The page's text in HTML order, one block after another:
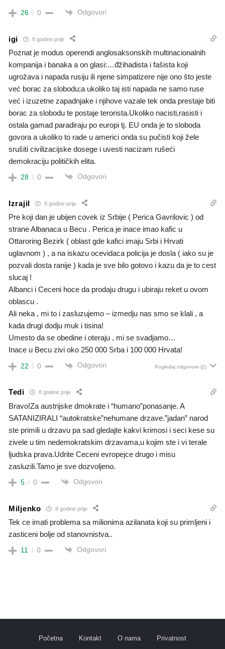
26 0 Odgovori
igi 8 godine prije
Poznat je modus operendi anglosaksonskih multinacionalnih
kompanija i banaka a on glasi:…đžihadista i fašista koji
ugrožava i napada rusiju ili njene simpatizere nije ono što jeste
već borac za slobodu;a ukoliko taj isti napada ne samo ruse
već i izuzetne zapadnjake i njihove vazale tek onda prestaje biti
borac za slobodu te postaje terorista.Ukoliko nacisti,rasisti i
ostala gamad paradiraju po europi tj. EU onda je to sloboda
govora a ukoliko to rade u americi onda su pučisti koji žele
srušiti civilizacijske dosege i uvesti nacizam rušeći
demokraciju političkih elita.
28 0 Odgovori
Izrajil 8 godine prije
Pre koji dan je ubijen covek iz Srbije ( Perica Gavrilovic ) od
strane Albanaca u Becu . Perica je inace imao kafic u
Ottaroring Bezirk ( oblast gde kafici imaju Srbi i Hrvati
uglavnom ) , a na iskazu ocevidaca policija je dosla ( iako su je
pozvali dosta ranije ) kada je sve bilo gotovo i kazu da je to cest
slucaj !
Albanci i Ceceni hoce da prodaju drugu i ubiraju reket u ovom
oblascu .
Ali neka , mi to i zasluzujemo – izmedju nas smo se klali , a
kada drugi dodju muk i tisina!
Umesto da se obedine i oteraju , mi se svadjamo…
Inace u Becu zivi oko 250 000 Srba i 100 000 Hrvata!
22 0 Odgovori Pogledaj odgovore (2)
Tedi 8 godine prije
Bravo!Za austrijske dmokrate i “humano”ponasanje. A
SATANIZIRALI “autokratske”nehumane drzave.”jadan” narod
ste primili u drzavu pa sad gledajte kakvi krimosi i seci kese su
zivele u tim nedemokratskim drzavama,u kojim ste i vi terale
ljudska prava.Udrite Ceceni evropejce drugo i misu
zasluzili.Tamo je sve dozvoljeno.
5 0 Odgovori
Miljenko 8 godine prije
Tek ce imati problema sa milionima azilanata koji su primljeni i
zasticeni bolje od stanovnistva..
11 0 Odgovori
Početna Kontakt O nama Privatnost